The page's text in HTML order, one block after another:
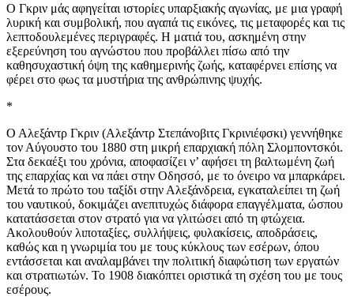
Ο Γκριν μάς αφηγείται ιστορίες υπαρξιακής αγωνίας, με μια γραφή
λυρική και συμβολική, που αγαπά τις εικόνες, τις μεταφορές και τις
λεπτοδουλεμένες περιγραφές. Η ματιά του, ασκημένη στην
εξερεύνηση του αγνώστου που προβάλλει πίσω από την
καθησυχαστική όψη της καθημερινής ζωής, καταφέρνει επίσης να
φέρει στο φως τα μυστήρια της ανθρώπινης ψυχής.
*
Ο Αλεξάντρ Γκριν (Αλεξάντρ Στεπάνοβιτς Γκρινιέφσκι) γεννήθηκε
τον Αύγουστο του 1880 στη μικρή επαρχιακή πόλη Σλομποντσκόι.
Στα δεκαέξι του χρόνια, αποφασίζει ν’ αφήσει τη βαλτωμένη ζωή
της επαρχίας και να πάει στην Οδησσό, με το όνειρο να μπαρκάρει.
Μετά το πρώτο του ταξίδι στην Αλεξάνδρεια, εγκαταλείπει τη ζωή
του ναυτικού, δοκιμάζει ανεπιτυχώς διάφορα επαγγέλματα, ώσπου
κατατάσσεται στον στρατό για να γλιτώσει από τη φτώχεια.
Ακολουθούν λιποταξίες, συλλήψεις, φυλακίσεις, αποδράσεις,
καθώς και η γνωριμία του με τους κύκλους των εσέρων, όπου
εντάσσεται και αναλαμβάνει την πολιτική διαφώτιση των εργατών
και στρατιωτών. Το 1908 διακόπτει οριστικά τη σχέση του με τους
εσέρους.